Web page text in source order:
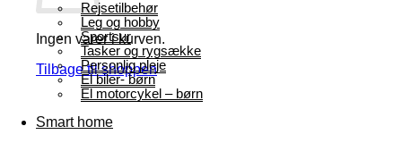
Ingen varer i kurven.
Tilbage til shoppen
Rejsetilbehør
Leg og hobby
Sportsur
Tasker og rygsække
Personlig pleje
El biler- børn
El motorcykel – børn
Smart home